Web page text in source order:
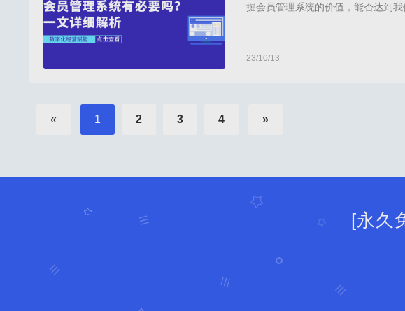
掘会员管理系统的价值，能否达到
的挖掘上，通过会员信息管理、营销
23/10/13
« 1 2 3 4 »
[永久